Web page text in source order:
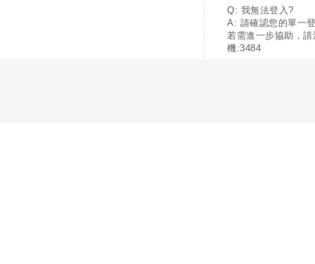
Q: 我無法登入?
A: 請確認您的單一
若需進一步協助，
機:3484